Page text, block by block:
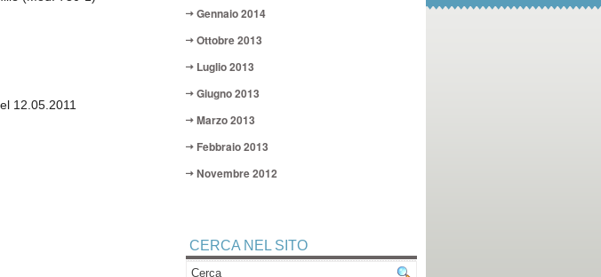
12.05.2011
Gennaio 2014
Ottobre 2013
Luglio 2013
Giugno 2013
Marzo 2013
Febbraio 2013
Novembre 2012
CERCA NEL SITO